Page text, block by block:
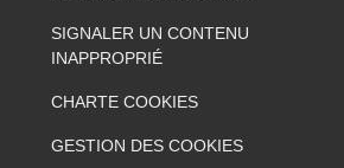
SIGNALER UN CONTENU
INAPPROPRIÉ
CHARTE COOKIES
GESTION DES COOKIES